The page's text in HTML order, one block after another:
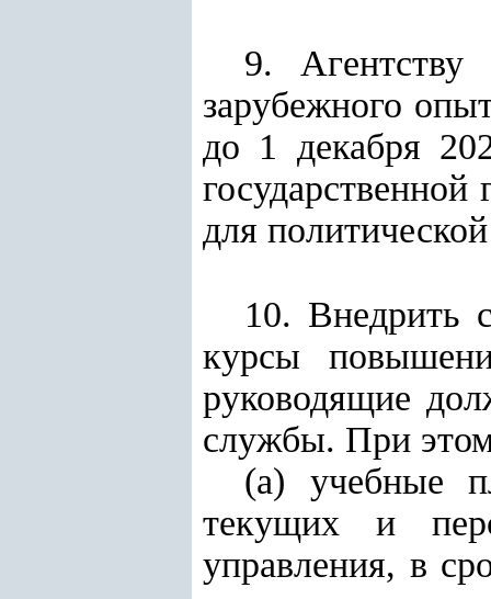
9. Агентству
зарубежного
до 1 декабря
для
10. Внедрить
курсы
руководящие
службы. При
(а) учебные
текущих и
управления, в